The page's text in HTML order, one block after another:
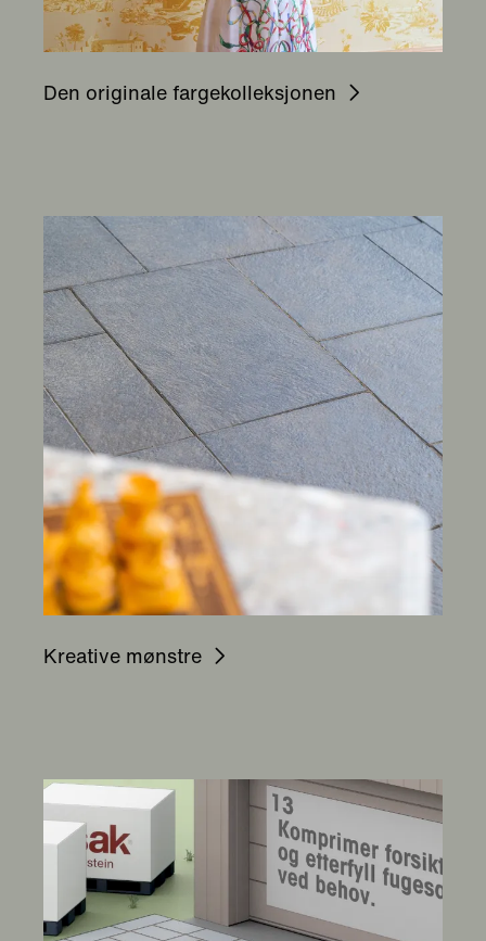
Den originale fargekolleksjonen
Kreative mønstre